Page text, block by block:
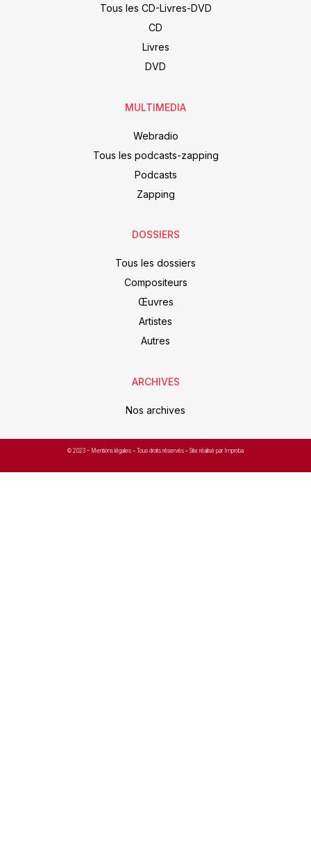
Tous les CD-Livres-DVD
CD
Livres
DVD
MULTIMEDIA
Webradio
Tous les podcasts-zapping
Podcasts
Zapping
DOSSIERS
Tous les dossiers
Compositeurs
Œuvres
Artistes
Autres
ARCHIVES
Nos archives
© 2023 – Mentions légales – Tous droits réservés – Site réalisé par Improba